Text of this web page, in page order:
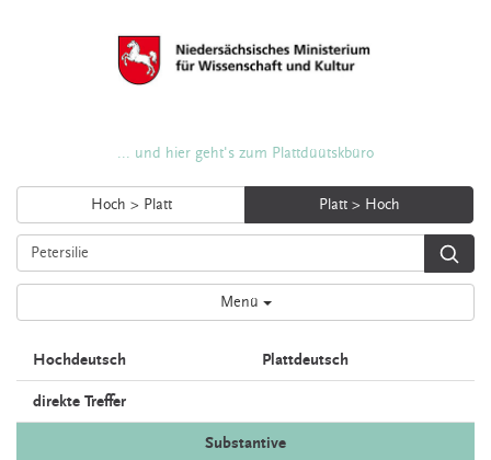
... und hier geht's zum Plattdüütskbüro
Hoch > Platt Platt > Hoch
Menü
Hochdeutsch Plattdeutsch
direkte Treffer
Substantive